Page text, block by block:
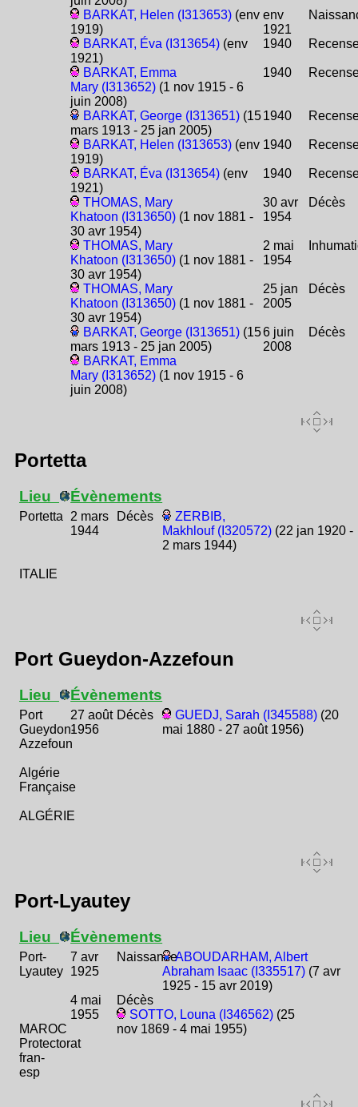
BARKAT, Helen (I313653) (env
1919)
env
1921
BARKAT, Éva (I313654) (env
1921)
1940
BARKAT, Emma
Mary (I313652) (1 nov 1915 - 6
juin 2008)
1940
BARKAT, George (I313651) (15
mars 1913 - 25 jan 2005)
1940
BARKAT, Helen (I313653) (env
1919)
1940
BARKAT, Éva (I313654) (env
1921)
1940
THOMAS, Mary
Khatoon (I313650) (1 nov 1881 -
30 avr 1954)
30 avr
1954
Décès
THOMAS, Mary
Khatoon (I313650) (1 nov 1881 -
30 avr 1954)
2 mai
1954
THOMAS, Mary
Khatoon (I313650) (1 nov 1881 -
30 avr 1954)
25 jan
2005
Décès
BARKAT, George (I313651) (15
mars 1913 - 25 jan 2005)
6 juin
2008
Décès
BARKAT, Emma
Mary (I313652) (1 nov 1915 - 6
juin 2008)
Portetta
Lieu
Portetta
ITALIE
Évènements
2 mars
1944
Décès
ZERBIB,
Makhlouf (I320572) (22 jan 1920 -
2 mars 1944)
Port Gueydon-Azzefoun
Lieu
Port
Gueydon-
Azzefoun
Algérie
Française
ALGÉRIE
Évènements
27 août
1956
Décès GUEDJ, Sarah (I345588) (20
mai 1880 - 27 août 1956)
Port-Lyautey
Lieu
Port-
Lyautey
MAROC
Protectorat
fran-
esp
Évènements
7 avr
1925
NaissanceABOUDARHAM, Albert
Abraham Isaac (I335517) (7 avr
1925 - 15 avr 2019)
4 mai
1955
Décès
SOTTO, Louna (I346562)(25
nov 1869 - 4 mai 1955)